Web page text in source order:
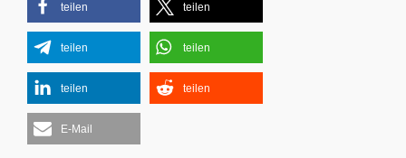
teilen teilen
teilen teilen
teilen teilen
E-Mail